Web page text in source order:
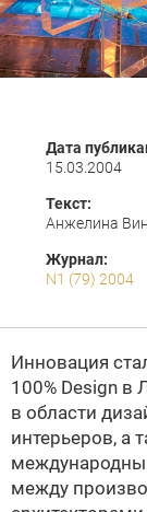
Дата
15.03.2004
Текст:
Анжелина Вин
Журнал:
N1 (79) 2004
Инновация
100% Design в
в области
интерьеров, а
между